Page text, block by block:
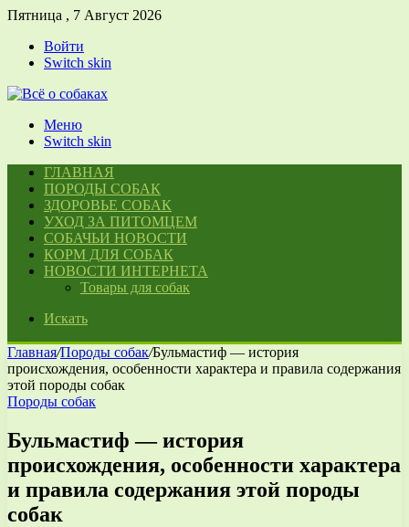
Пятница , 7 Август 2026
Войти
Switch skin
Меню
Switch skin
ГЛАВНАЯ
ПОРОДЫ СОБАК
ЗДОРОВЬЕ СОБАК
УХОД ЗА ПИТОМЦЕМ
СОБАЧЬИ НОВОСТИ
КОРМ ДЛЯ СОБАК
НОВОСТИ ИНТЕРНЕТА
Товары для собак
Искать
Главная/Породы собак/Бульмастиф — история
происхождения, особенности характера и правила содержания
этой породы собак
Породы собак
Бульмастиф — история
происхождения, особенности характера
и правила содержания этой породы
собак